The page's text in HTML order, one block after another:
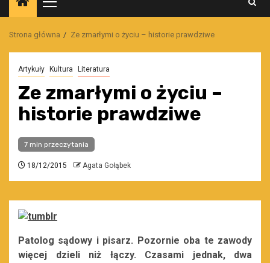
Menu
główne
Strona główna Ze zmarłymi o życiu – historie prawdziwe
Artykuły Kultura Literatura
Ze zmarłymi o życiu –
historie prawdziwe
7 min przeczytania
18/12/2015 Agata Gołąbek
Patolog sądowy i pisarz. Pozornie oba te zawody
więcej dzieli niż łączy. Czasami jednak, dwa